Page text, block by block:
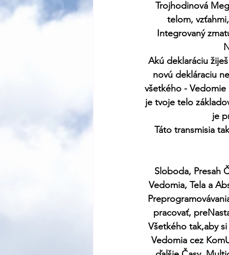
Trojhodinová
telom,
Integrovaný
Akú deklaráciu
novú dekláraciu
všetkého - Vedomie
je tvoje telo
je
Táto transmisia
Sloboda, Presah
Vedomia, Tela a
pracovať,
Všetkého tak,aby
Vedomia cez